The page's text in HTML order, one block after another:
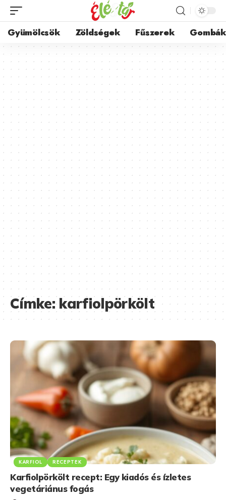
Gyümölcsök Zöldségek Fűszerek Gombák
Címke:karfiolpörkölt
KARFIOL RECEPTEK
Karfiolpörkölt recept: Egy kiadós és ízletes
vegetáriánus fogás